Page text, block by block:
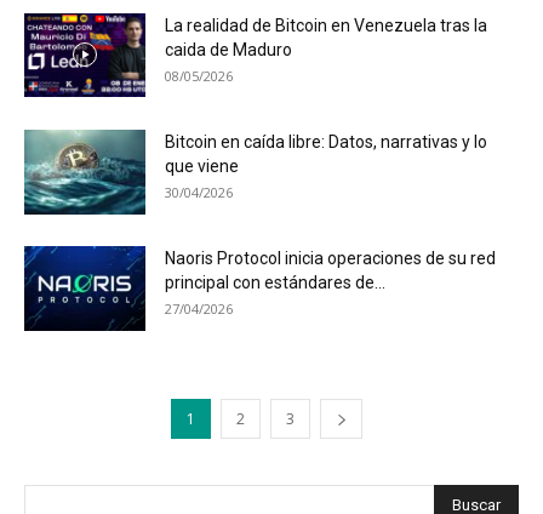
La realidad de Bitcoin en Venezuela tras la
caida de Maduro
08/05/2026
Bitcoin en caída libre: Datos, narrativas y lo
que viene
30/04/2026
Naoris Protocol inicia operaciones de su red
principal con estándares de...
27/04/2026
1 2 3